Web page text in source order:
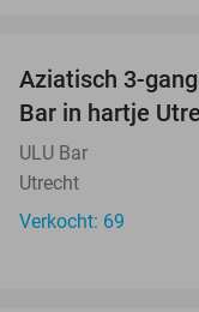
Aziatisch 3-
Bar in hartje
ULU Bar
Utrecht
Verkocht: 69